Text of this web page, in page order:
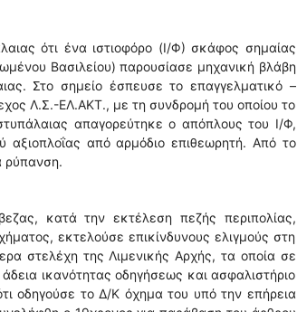
ότι ένα ιστιοφόρο (Ι/Φ) σκάφος σημαίας
Βασιλείου) παρουσίασε μηχανική βλάβη
Στο σημείο έσπευσε το επαγγελματικό –
Λ.Σ.-ΕΛ.ΑΚΤ., με τη συνδρομή του οποίου το
απαγορεύτηκε ο απόπλους του Ι/Φ,
αξιοπλοΐας από αρμόδιο επιθεωρητή. Από το
ρύπανση.
κατά την εκτέλεση πεζής περιπολίας,
εκτελούσε επικίνδυνους ελιγμούς στη
στελέχη της Λιμενικής Αρχής, τα οποία σε
ικανότητας οδηγήσεως και ασφαλιστήριο
οδηγούσε το Δ/Κ όχημα του υπό την επήρεια